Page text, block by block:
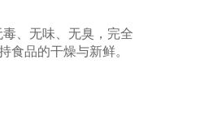
、无味、无臭，完全
食品的干燥与新鲜。